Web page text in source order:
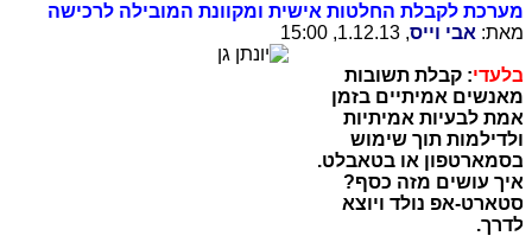
מערכת לקבלת החלטות אישית ומקוונת המובילה לרכישה
מאת:אבי וייס, 1.12.13, 15:00
בלעדי: קבלת תשובות
מאנשים אמיתיים בזמן
אמת לבעיות אמיתיות
ולדילמות תוך שימוש
בסמארטפון או בטאבלט.
איך עושים מזה כסף?
סטארט-אפ נולד ויוצא
לדרך.